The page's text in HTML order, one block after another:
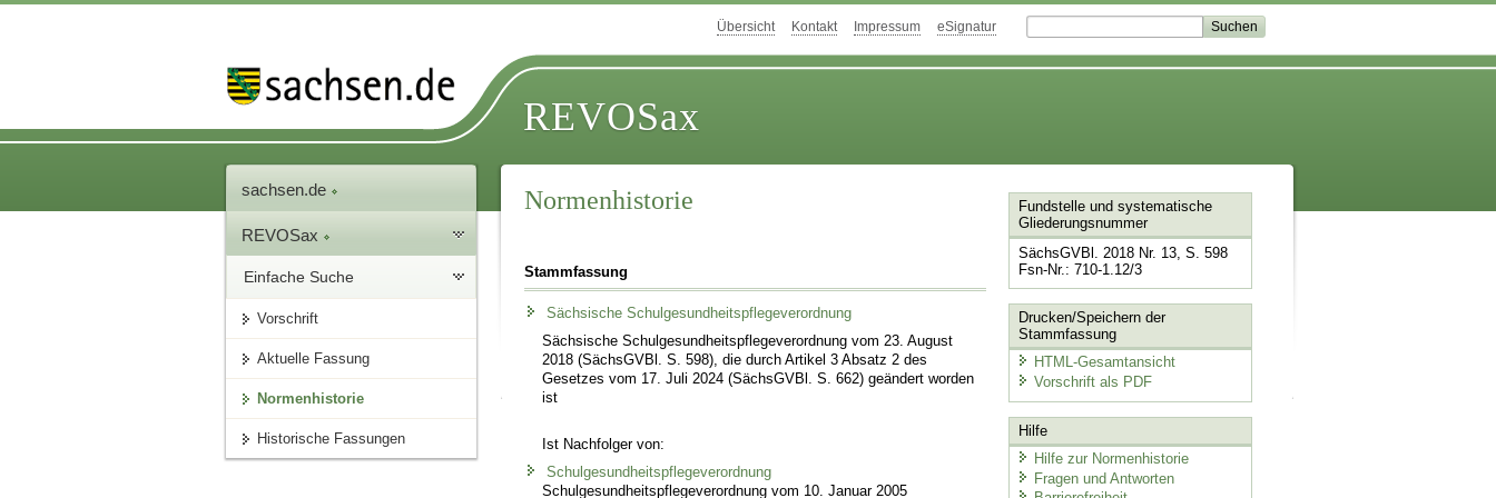
Übersicht Kontakt Impressum eSignatur
REVOSax
sachsen.de
REVOSax
Einfache Suche
Vorschrift
Aktuelle Fassung
Normenhistorie
Historische Fassungen
Normenhistorie
Stammfassung
Sächsische Schulgesundheitspflegeverordnung
Sächsische Schulgesundheitspflegeverordnung vom 23. August
2018 (SächsGVBl. S. 598), die durch Artikel 3 Absatz 2 des
Gesetzes vom 17. Juli 2024 (SächsGVBl. S. 662) geändert worden
ist
Ist Nachfolger von:
Schulgesundheitspflegeverordnung
Schulgesundheitspflegeverordnung vom 10. Januar 2005
Fundstelle und systematische
Gliederungsnummer
SächsGVBl. 2018 Nr. 13, S. 598
Fsn-Nr.: 710-1.12/3
Drucken/Speichern der
Stammfassung
HTML-Gesamtansicht
Vorschrift als PDF
Hilfe
Hilfe zur Normenhistorie
Fragen und Antworten